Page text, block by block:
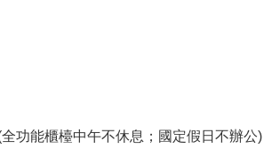
功能櫃檯中午不休息；國定假日不辦公)